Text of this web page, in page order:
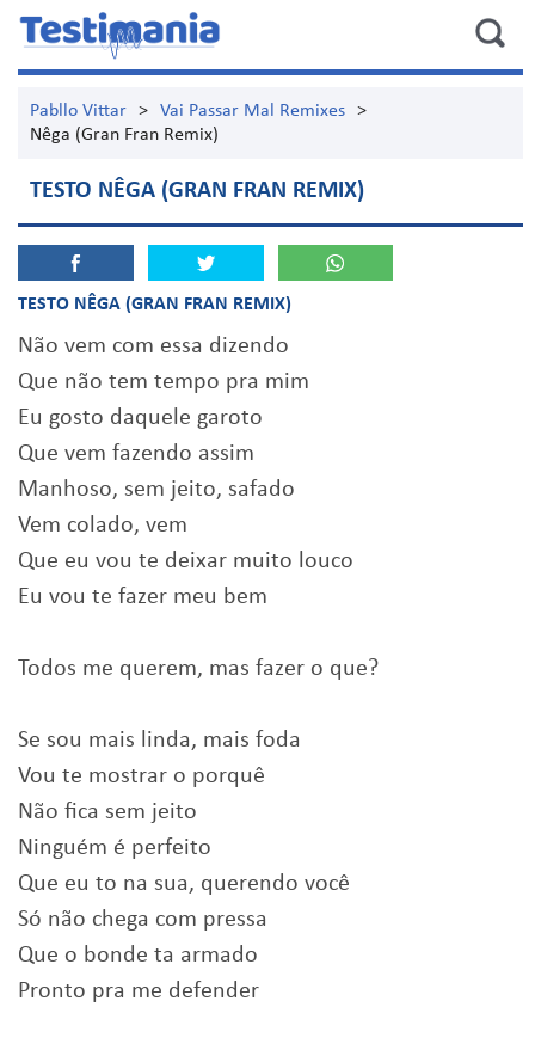
Pabllo Vittar > Vai Passar Mal Remixes
>
Nêga (Gran Fran Remix)
TESTO NÊGA (GRAN FRAN REMIX)
TESTO NÊGA (GRAN FRAN REMIX)
Não vem com essa dizendo
Que não tem tempo pra mim
Eu gosto daquele garoto
Que vem fazendo assim
Manhoso, sem jeito, safado
Vem colado, vem
Que eu vou te deixar muito louco
Eu vou te fazer meu bem
Todos me querem, mas fazer o que?
Se sou mais linda, mais foda
Vou te mostrar o porquê
Não fica sem jeito
Ninguém é perfeito
Que eu to na sua, querendo você
Só não chega com pressa
Que o bonde ta armado
Pronto pra me defender